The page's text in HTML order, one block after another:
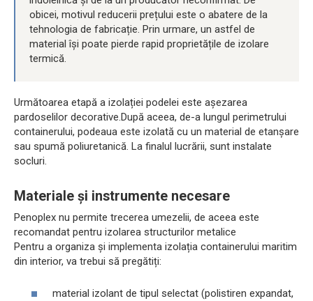
obicei, motivul reducerii prețului este o abatere de la
tehnologia de fabricație. Prin urmare, un astfel de
material își poate pierde rapid proprietățile de izolare
termică.
Următoarea etapă a izolației podelei este așezarea
pardoselilor decorative.După aceea, de-a lungul perimetrului
containerului, podeaua este izolată cu un material de etanșare
sau spumă poliuretanică. La finalul lucrării, sunt instalate
socluri.
Materiale și instrumente necesare
Penoplex nu permite trecerea umezelii, de aceea este
recomandat pentru izolarea structurilor metalice
Pentru a organiza și implementa izolația containerului maritim
din interior, va trebui să pregătiți:
material izolant de tipul selectat (polistiren expandat,